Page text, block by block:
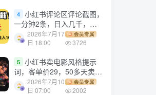
4 小红书评论区评论截图，
一分钟2条，日入几千，多
劳多得!2026年7月17
日 18:00
会员专属
3726
5 小红书卖电影风格提示
词，客单价29，50多天卖了
790单，小白直接抄作业！
2026年7月10
日 07:00
会员专属
2002